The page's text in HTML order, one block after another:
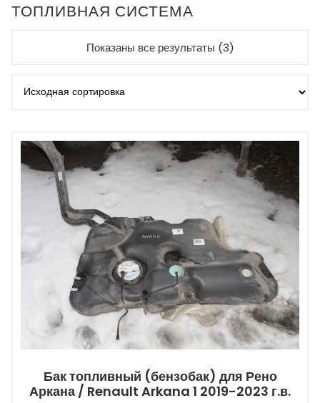
ТОПЛИВНАЯ СИСТЕМА
Показаны все результаты (3)
Бак топливный (бензобак) для Рено
Аркана / Renault Arkana 1 2019-2023 г.в.